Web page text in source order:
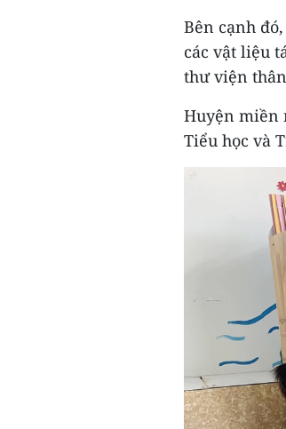
Bên cạnh
các vật liệu
thư viện
Huyện miền
Tiểu học và